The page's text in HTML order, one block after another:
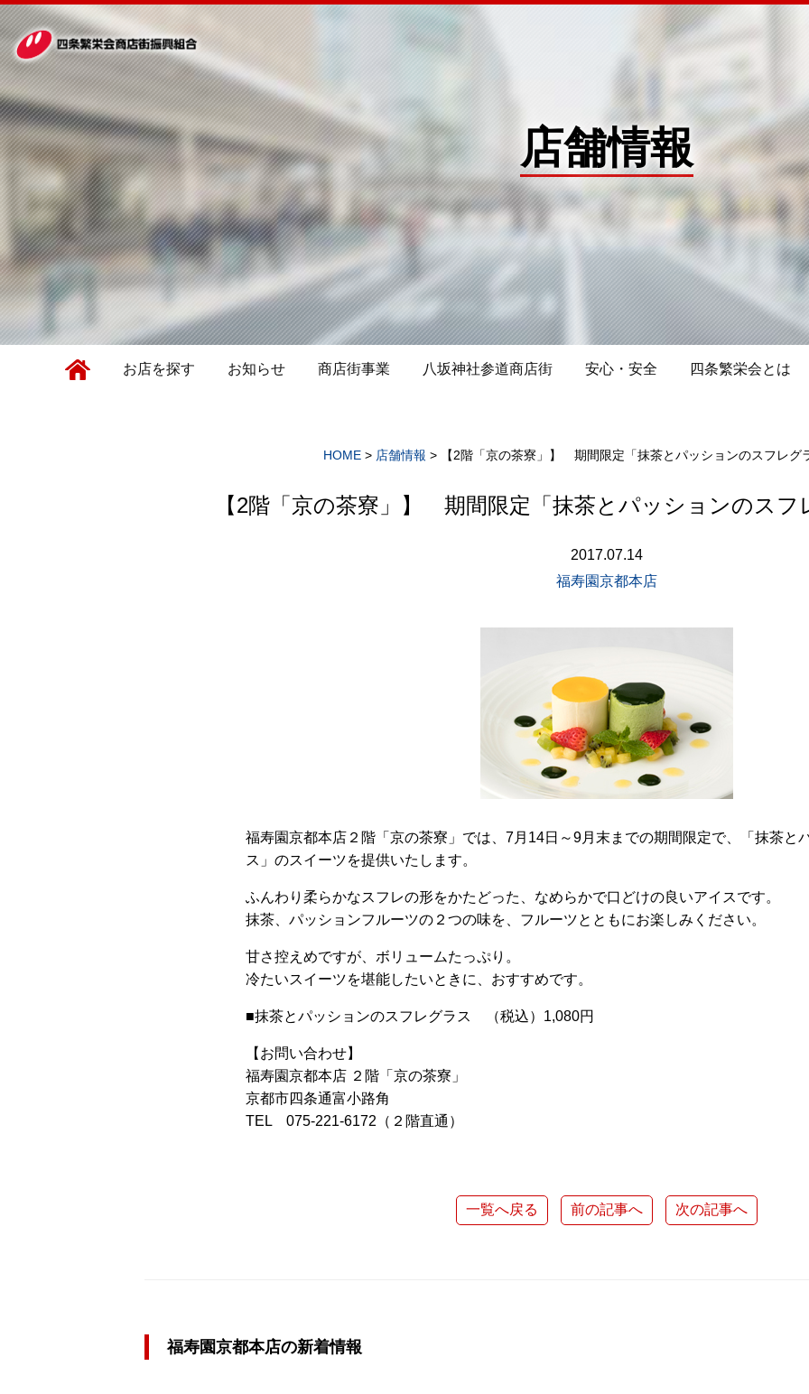
店舗情報
お店を探す お知らせ 商店街事業 八坂神社参道商店街 安心・安全 四条繁栄会とは
HOME > 店舗情報 > 【2階「京の茶寮」】 期間限定「抹茶とパッションのスフレグ
【2階「京の茶寮」】 期間限定「抹茶とパッションのスフ
2017.07.14
福寿園京都本店
福寿園京都本店２階「京の茶寮」では、7月14日～9月末までの期間限定で、「抹茶と
ス」のスイーツを提供いたします。
ふんわり柔らかなスフレの形をかたどった、なめらかで口どけの良いアイスです。
抹茶、パッションフルーツの２つの味を、フルーツとともにお楽しみください。
甘さ控えめですが、ボリュームたっぷり。
冷たいスイーツを堪能したいときに、おすすめです。
■抹茶とパッションのスフレグラス （税込）1,080円
【お問い合わせ】
福寿園京都本店 ２階「京の茶寮」
京都市四条通富小路角
TEL 075-221-6172（２階直通）
一覧へ戻る 前の記事へ 次の記事へ
福寿園京都本店の新着情報